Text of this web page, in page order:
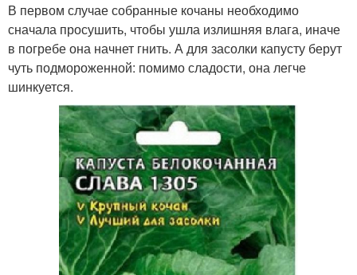
В первом случае собранные кочаны необходимо
сначала просушить, чтобы ушла излишняя влага, иначе
в погребе она начнет гнить. А для засолки капусту берут
чуть подмороженной: помимо сладости, она легче
шинкуется.